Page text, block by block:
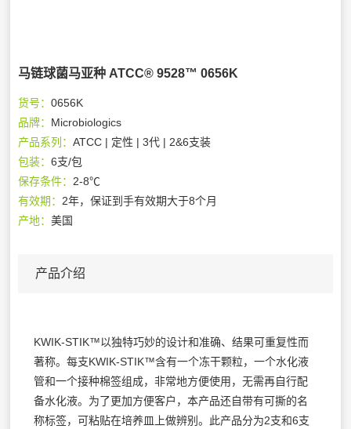
马链球菌马亚种 ATCC® 9528™ 0656K
货号：0656K
品牌： Microbiologics
产品系列：ATCC | 定性 | 3代 | 2&6支装
包装：6支/包
保存条件： 2-8℃
有效期： 2年，保证到手有效期大于8个月
产地：美国
产品介绍
KWIK-STIK™以独特巧妙的设计和准确、结果可重复性而
著称。每支KWIK-STIK™含有一个冻干颗粒，一个水化液
管和一个接种棉签组成，非常地方便使用，无需再自行配
备水化液。为了更加方便客户，本产品还自带有可撕的名
称标签，可粘贴在培养皿上做辨别。此产品分为2支和6支